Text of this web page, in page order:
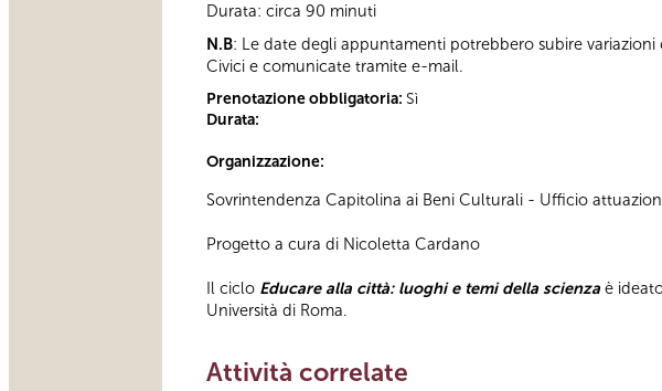
Durata: circa 90 minuti
N.B: Le date degli appuntamenti potrebbero subire
Civici e comunicate tramite e-mail.
Prenotazione obbligatoria: Sì
Durata:
Organizzazione:
Sovrintendenza Capitolina ai Beni Culturali - Ufficio
Progetto a cura di Nicoletta Cardano
Il ciclo Educare alla città: luoghi e temi della scienza è
Università di Roma.
Attività correlate